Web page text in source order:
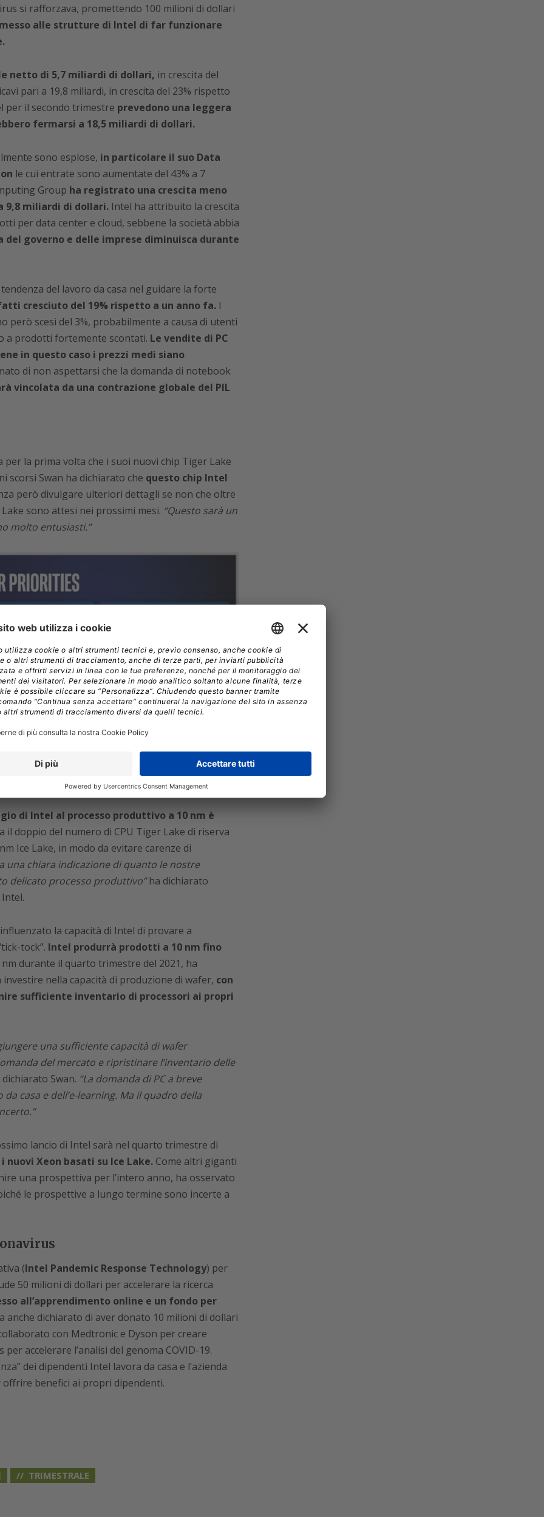
si rafforzava, promettendo 100 milioni di dollari
alle strutture di Intel di far funzionare
netto di 5,7 miliardi di dollari, in crescita del
pari a 19,8 miliardi, in crescita del 23% rispetto
per il secondo trimestre prevedono una leggera
fermarsi a 18,5 miliardi di dollari.
sono esplose, in particolare il suo Data
le cui entrate sono aumentate del 43% a 7
Group ha registrato una crescita meno
9,8 miliardi di dollari.Intel ha attribuito la crescita
per data center e cloud, sebbene la società abbia
del governo e delle imprese diminuisca durante
del lavoro da casa nel guidare la forte
cresciuto del 19% rispetto a un anno fa.I
però scesi del 3%, probabilmente a causa di utenti
a prodotti fortemente scontati. Le vendite di PC
in questo caso i prezzi medi siano
di non aspettarsi che la domanda di notebook
vincolata da una contrazione globale del PIL
per la prima volta che i suoi nuovi chip Tiger Lake
scorsi Swan ha dichiarato che questo chip Intel
però divulgare ulteriori dettagli se non che oltre
sono attesi nei prossimi mesi. “Questo sarà un
molto entusiasti.”
di Intel al processo produttivo a 10 nm è
il doppio del numero di CPU Tiger Lake di riserva
Ice Lake, in modo da evitare carenze di
una chiara indicazione di quanto le nostre
delicato processo produttivo”ha dichiarato
la capacità di Intel di provare a
tock”. Intel produrrà prodotti a 10 nm fino
durante il quarto trimestre del 2021, ha
nella capacità di produzione di wafer, con
sufficiente inventario di processori ai propri
una sufficiente capacità di wafer
del mercato e ripristinare l’inventario delle
dichiarato Swan. “La domanda di PC a breve
casa e dell’e-learning. Ma il quadro della
lancio di Intel sarà nel quarto trimestre di
Xeon basati su Ice Lake.Come altri giganti
una prospettiva per l’intero anno, ha osservato
le prospettive a lungo termine sono incerte a
(Intel Pandemic Response Technology) per
50 milioni di dollari per accelerare la ricerca
all’apprendimento online e un fondo per
anche dichiarato di aver donato 10 milioni di dollari
con Medtronic e Dyson per creare
accelerare l’analisi del genoma COVID-19.
dei dipendenti Intel lavora da casa e l’azienda
benefici ai propri dipendenti.
TRIMESTRALE